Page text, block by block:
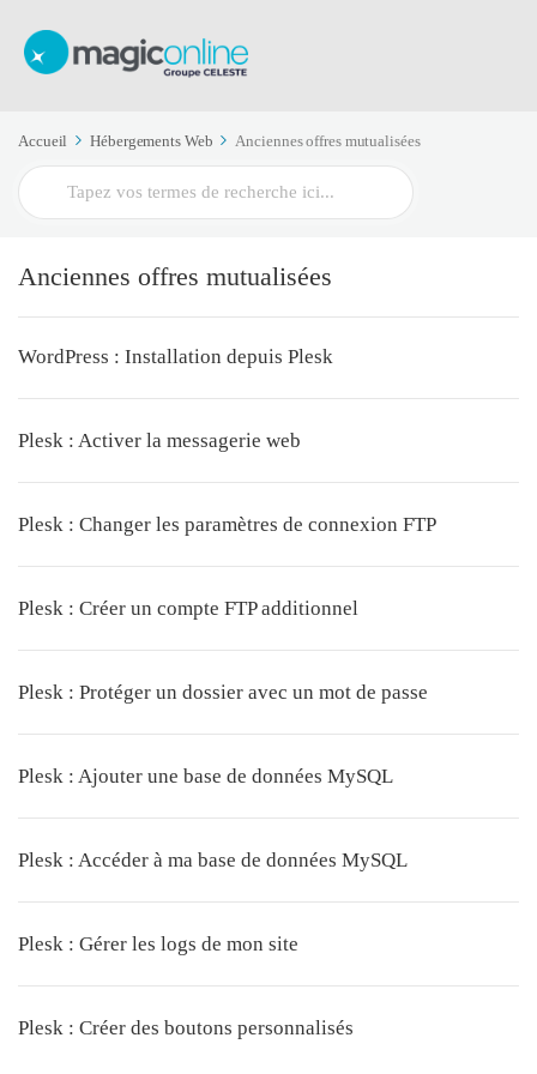
Accueil Hébergements Web Anciennes offres mutualisées
Recherche
Anciennes offres mutualisées
WordPress : Installation depuis Plesk
Plesk : Activer la messagerie web
Plesk : Changer les paramètres de connexion FTP
Plesk : Créer un compte FTP additionnel
Plesk : Protéger un dossier avec un mot de passe
Plesk : Ajouter une base de données MySQL
Plesk : Accéder à ma base de données MySQL
Plesk : Gérer les logs de mon site
Plesk : Créer des boutons personnalisés